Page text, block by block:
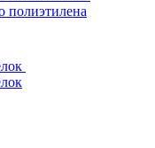
полиэтилена